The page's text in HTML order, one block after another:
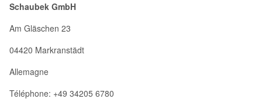
Schaubek GmbH
Am Gläschen 23
04420 Markranstädt
Allemagne
Téléphone: +49 34205 6780